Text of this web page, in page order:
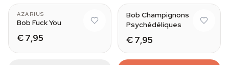
AZARIUS
Bob Fuck You
€ 7,95
Bob Champignons
Psychédéliques
€ 7,95